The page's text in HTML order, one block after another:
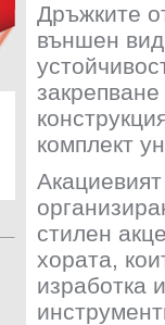
Дръжките
външен
комплект
стилен
хората,
изработка